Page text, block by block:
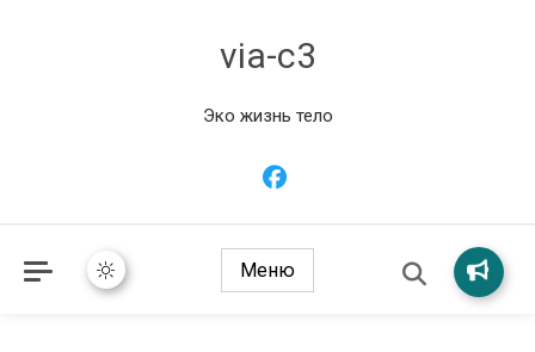
via-c3
Эко жизнь тело
Меню